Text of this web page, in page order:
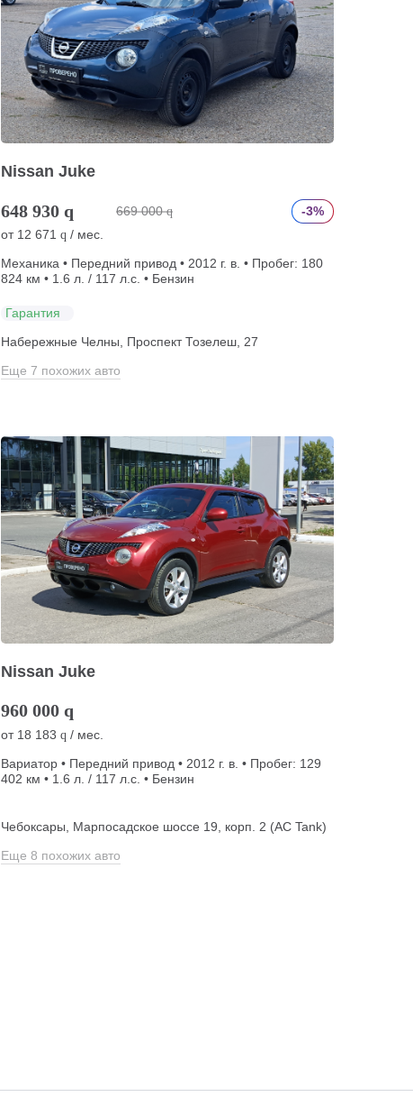
Nissan Juke
648 930 q 669 000 q
-3%
от 12 671 q / мес.
Механика • Передний привод • 2012 г. в. • Пробег: 180
824 км • 1.6 л. / 117 л.с. • Бензин
Гарантия
Набережные Челны, Проспект Тозелеш, 27
Еще 7 похожих авто
Nissan Juke
960 000 q
от 18 183 q / мес.
Вариатор • Передний привод • 2012 г. в. • Пробег: 129
402 км • 1.6 л. / 117 л.с. • Бензин
Чебоксары, Марпосадское шоссе 19, корп. 2 (АС Tank)
Еще 8 похожих авто